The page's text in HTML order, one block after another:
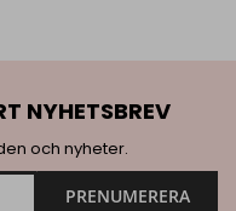
NYHETSBREV
och nyheter.
PRENUMERERA